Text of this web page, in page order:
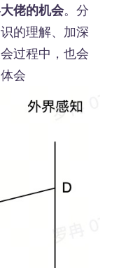
佬的机会。分
的理解、加深
过程中，也会
会